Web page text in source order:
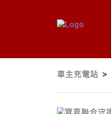
車主充電站 >